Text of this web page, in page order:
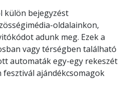
külön bejegyzést
oldalainkon,
adunk meg. Ezek a
vagy térségben található
automaták egy-egy rekeszét
fesztivál ajándékcsomagok